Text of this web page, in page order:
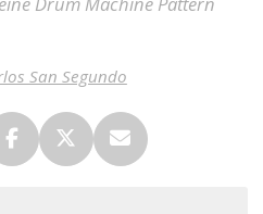
San Segundo